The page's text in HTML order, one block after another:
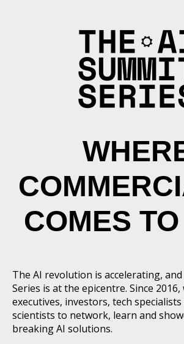
COMES
The AI revolution is accelerating,
Series is at the epicentre. Since
executives, investors, tech specialists
scientists to network, learn and
breaking AI solutions.